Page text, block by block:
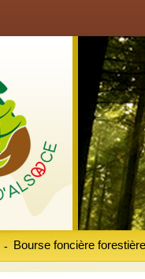
Bourse foncière forestière
-